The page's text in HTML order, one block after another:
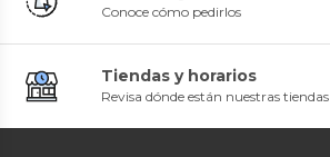
Conoce cómo pedirlos
Tiendas y horarios
Revisa dónde están nuestras tiendas